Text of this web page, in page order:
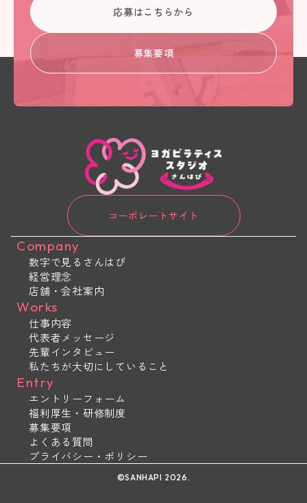
応募はこちらから
募集要項
コーポレートサイト
Company
数字で見るさんはぴ
経営理念
店舗・会社案内
Works
仕事内容
代表者メッセージ
先輩インタビュー
私たちが大切にしていること
Entry
エントリーフォーム
福利厚生・研修制度
募集要項
よくある質問
プライバシー・ポリシー
©︎SANHAPI 2026.